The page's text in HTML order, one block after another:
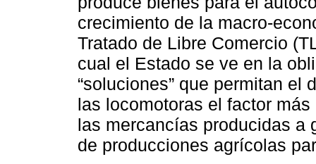
crecimiento de la macro-
Tratado de Libre Comercio
cual el Estado se ve en la
“soluciones” que permitan
las locomotoras el factor
las mercancías producidas a
de producciones agrícolas